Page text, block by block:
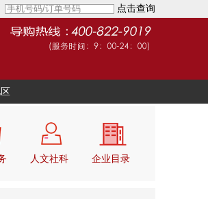
点击查询
人文社科 企业目录